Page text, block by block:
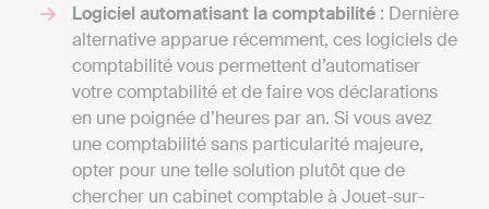
Logiciel automatisant la comptabilité : Dernière
alternative apparue récemment, ces logiciels de
comptabilité vous permettent d’automatiser
votre comptabilité et de faire vos déclarations
en une poignée d’heures par an. Si vous avez
une comptabilité sans particularité majeure,
opter pour une telle solution plutôt que de
chercher un cabinet comptable à Jouet-sur-